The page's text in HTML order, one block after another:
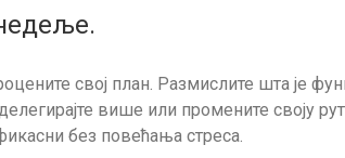
свој план. Размислите шта је
више или промените своју
без повећања стреса.